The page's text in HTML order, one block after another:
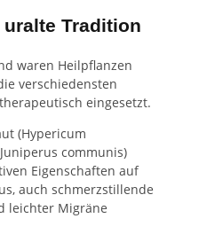
Tradition
waren Heilpflanzen
verschiedensten
eingesetzt.
(Hypericum
communis)
Eigenschaften auf
auch schmerzstillende
leichter Migräne